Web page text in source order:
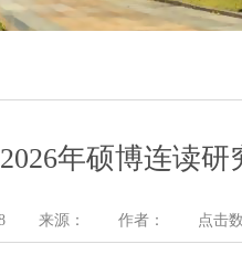
年硕博连读
来源： 作者： 点击